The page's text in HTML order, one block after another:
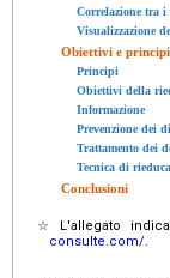
Correlazione tra i
Visualizzazione
Obiettivi e principi
Principi
Obiettivi della
Informazione
Prevenzione dei
Trattamento dei
Tecnica di
Conclusioni
☆
L'allegato
consulte.com/.